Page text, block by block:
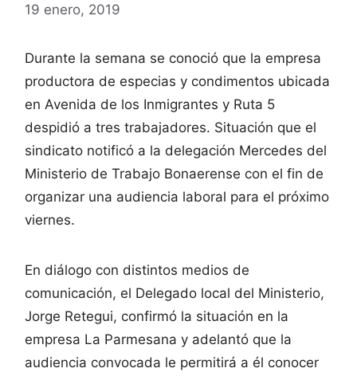
19 enero, 2019
Durante la semana se conoció que la empresa
productora de especias y condimentos ubicada
en Avenida de los Inmigrantes y Ruta 5
despidió a tres trabajadores. Situación que el
sindicato notificó a la delegación Mercedes del
Ministerio de Trabajo Bonaerense con el fin de
organizar una audiencia laboral para el próximo
viernes.
En diálogo con distintos medios de
comunicación, el Delegado local del Ministerio,
Jorge Retegui, confirmó la situación en la
empresa La Parmesana y adelantó que la
audiencia convocada le permitirá a él conocer